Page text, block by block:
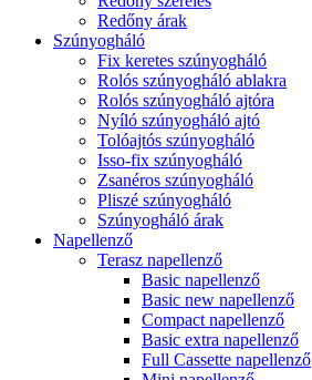
Redőny árak
Szúnyogháló
Fix keretes szúnyogháló
Rolós szúnyogháló ablakra
Rolós szúnyogháló ajtóra
Nyíló szúnyogháló ajtó
Tolóajtós szúnyogháló
Isso-fix szúnyogháló
Zsanéros szúnyogháló
Pliszé szúnyogháló
Szúnyogháló árak
Napellenző
Terasz napellenző
Basic napellenző
Basic new napellenző
Compact napellenző
Basic extra napellenző
Full Cassette napellenző